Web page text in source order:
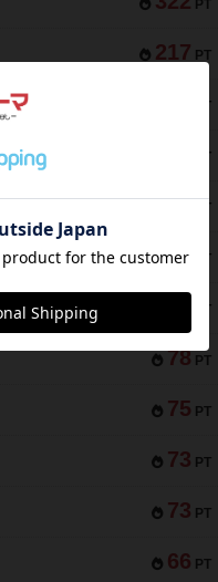
PT
217 PT
PT
PT
108 PT
94 PT
PT
78 PT
75 PT
73 PT
73 PT
66 PT